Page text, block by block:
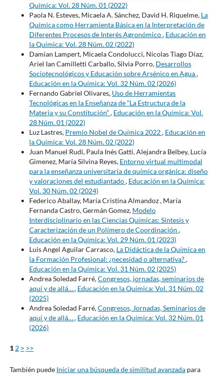
Química: Vol. 28 Núm. 01 (2022)
Paola N. Esteves, Micaela A. Sánchez, David H. Riquelme, La
Química como Herramienta Básica en la Interpretación de
Diferentes Procesos de Interés Agronómico, Educación en
la Química: Vol. 28 Núm. 02 (2022)
Damian Lampert, Micaela Condolucci, Nicolas Tiago Diaz,
Ariel Ian Camilletti Carballo, Silvia Porro, Desarrollos
Sociotecnológicos y Educación sobre Arsénico en Agua,
Educación en la Química: Vol. 32 Núm. 02 (2026)
Fernando Gabriel Olivares, Uso de Herramientas
Tecnológicas en la Enseñanza de “La Estructura de la
Materia y su Constitución”, Educación en la Química: Vol.
28 Núm. 01 (2022)
Luz Lastres, Premio Nobel de Química 2022, Educación en
la Química: Vol. 28 Núm. 02 (2022)
Juan Manuel Rudi, Paula Inés Gatti, Alejandra Belbey, Lucía
Gimenez, María Silvina Reyes, Entorno virtual multimodal
para la enseñanza universitaria de química orgánica: diseño
y valoraciones del estudiantado, Educación en la Química:
Vol. 30 Núm. 02 (2024)
Federico Aballay, María Cristina Almandoz , María
Fernanda Castro, Germán Gomez, Modelo
Interdisciplinario en las Ciencias Químicas: Síntesis y
Caracterización de un Polímero de Coordinación ,
Educación en la Química: Vol. 29 Núm. 01 (2023)
Luis Angel Aguilar Carrasco, La Didáctica de la Química en
la Formación Profesional: ¿necesidad o alternativa?,
Educación en la Química: Vol. 31 Núm. 02 (2025)
Andrea Soledad Farré,Congresos, jornadas, seminarios de
aquí y de allá…, Educación en la Química: Vol. 31 Núm. 02
(2025)
Andrea Soledad Farré,Congresos, Jornadas, Seminarios de
aquí y de allá…, Educación en la Química: Vol. 32 Núm. 01
(2026)
1 2 > >>
También puede Iniciar una búsqueda de similitud avanzadapara